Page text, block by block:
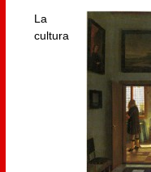
La
cultura